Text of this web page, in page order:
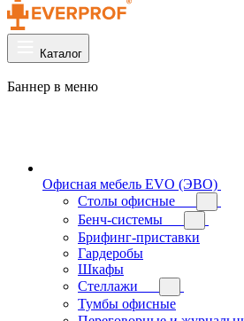
Каталог
Баннер в меню
Офисная мебель EVO (ЭВО)
Cтолы офисные
Бенч-системы
Брифинг-приставки
Гардеробы
Шкафы
Стеллажи
Тумбы офисные